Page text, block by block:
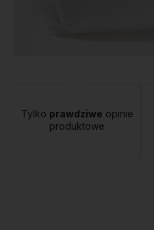
Tylko prawdziwe opinie
produktowe